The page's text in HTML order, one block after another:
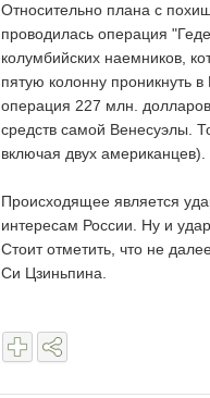
Относительно плана с
проводилась операция
колумбийских наемников,
пятую колонну проникнуть
операция 227 млн.
средств самой Венесуэлы.
включая двух американцев).
Происходящее является
интересам России. Ну и
Стоит отметить, что не
Си Цзиньпина.